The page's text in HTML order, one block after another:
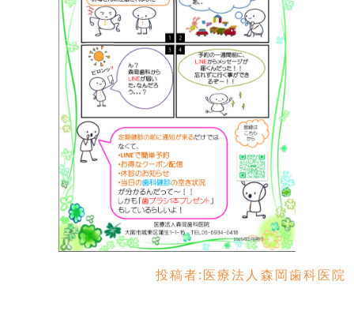
投稿者: 医療法人森岡歯科医院